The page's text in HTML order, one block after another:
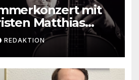
mit
Matthias
REDAKTION